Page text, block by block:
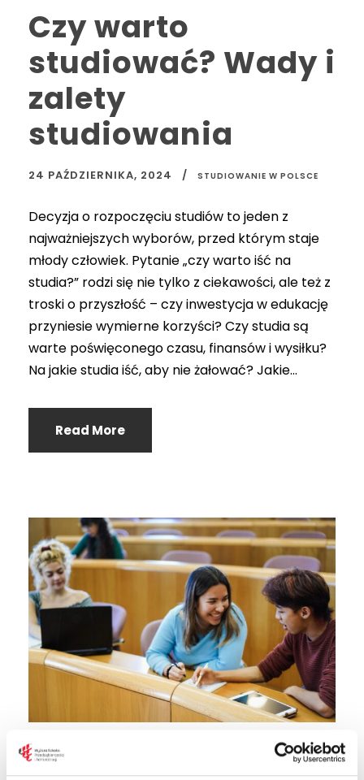
Czy warto
studiować? Wady i
zalety
studiowania
24 PAŹDZIERNIKA, 2024 STUDIOWANIE W POLSCE
Decyzja o rozpoczęciu studiów to jeden z
najważniejszych wyborów, przed którym staje
młody człowiek. Pytanie „czy warto iść na
studia?” rodzi się nie tylko z ciekawości, ale też z
troski o przyszłość – czy inwestycja w edukację
przyniesie wymierne korzyści? Czy studia są
warte poświęconego czasu, finansów i wysiłku?
Na jakie studia iść, aby nie żałować? Jakie...
Read More